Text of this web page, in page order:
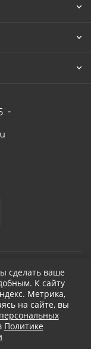
сделать ваше
К cайту
Метрика,
на сайте, вы
Политике